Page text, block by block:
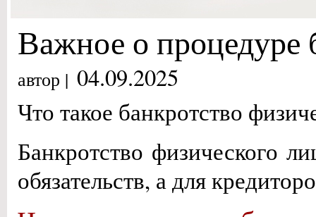
Важное о процедуре
автор | 04.09.2025
Что такое банкротство
Банкротство физического
обязательств, а для